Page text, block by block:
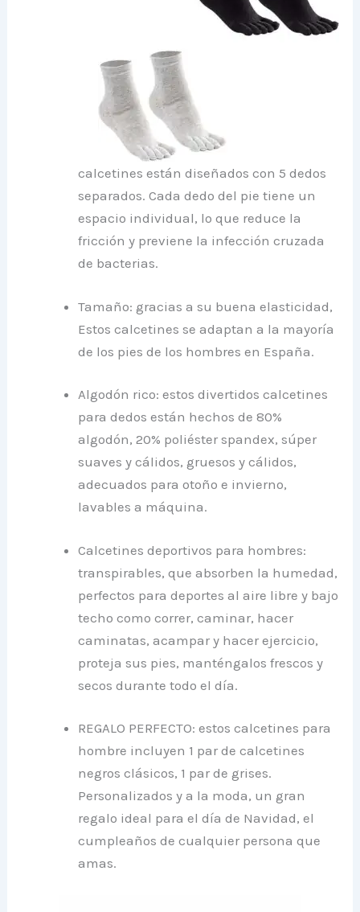
calcetines están diseñados con 5 dedos
separados. Cada dedo del pie tiene un
espacio individual, lo que reduce la
fricción y previene la infección cruzada
de bacterias.
Tamaño: gracias a su buena elasticidad,
Estos calcetines se adaptan a la mayoría
de los pies de los hombres en España.
Algodón rico: estos divertidos calcetines
para dedos están hechos de 80%
algodón, 20% poliéster spandex, súper
suaves y cálidos, gruesos y cálidos,
adecuados para otoño e invierno,
lavables a máquina.
Calcetines deportivos para hombres:
transpirables, que absorben la humedad,
perfectos para deportes al aire libre y bajo
techo como correr, caminar, hacer
caminatas, acampar y hacer ejercicio,
proteja sus pies, manténgalos frescos y
secos durante todo el día.
REGALO PERFECTO: estos calcetines para
hombre incluyen 1 par de calcetines
negros clásicos, 1 par de grises.
Personalizados y a la moda, un gran
regalo ideal para el día de Navidad, el
cumpleaños de cualquier persona que
amas.